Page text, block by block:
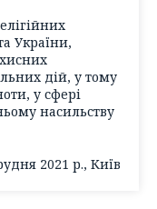
України,
дій, у тому
у сфері
насильству
2021 р., Київ